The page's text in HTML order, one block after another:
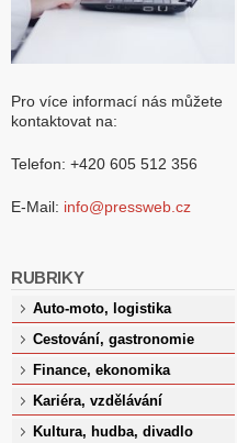
Pro více informací nás můžete
kontaktovat na:
Telefon: +420 605 512 356
E-Mail: info@pressweb.cz
RUBRIKY
Auto-moto, logistika
Cestování, gastronomie
Finance, ekonomika
Kariéra, vzdělávání
Kultura, hudba, divadlo